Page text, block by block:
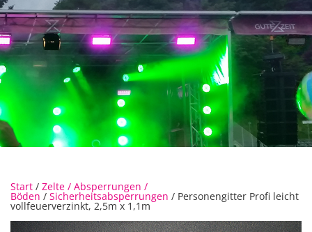
Start / Zelte / Absperrungen /
Böden / Sicherheitsabsperrungen / Personengitter Profi leicht
vollfeuerverzinkt, 2,5m x 1,1m